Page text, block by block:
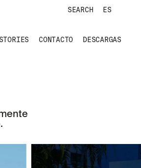
SEARCH ES
STORIES CONTACTO DESCARGAS